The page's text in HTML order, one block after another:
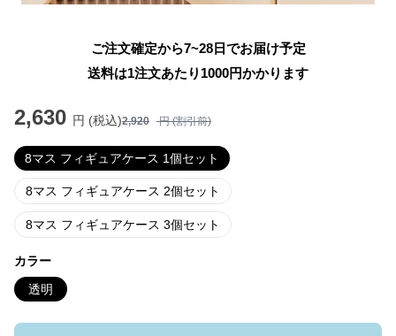
ご注文確定から7~28日でお届け予定
送料は1注文あたり 1000円かかります
2,630 円 (税込)2,920 円 (割引前)
8マス フィギュアケース 1個セット
8マス フィギュアケース 2個セット
8マス フィギュアケース 3個セット
カラー
透明